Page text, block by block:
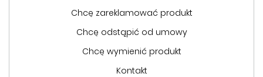
Chcę zareklamować produkt
Chcę odstąpić od umowy
Chcę wymienić produkt
Kontakt